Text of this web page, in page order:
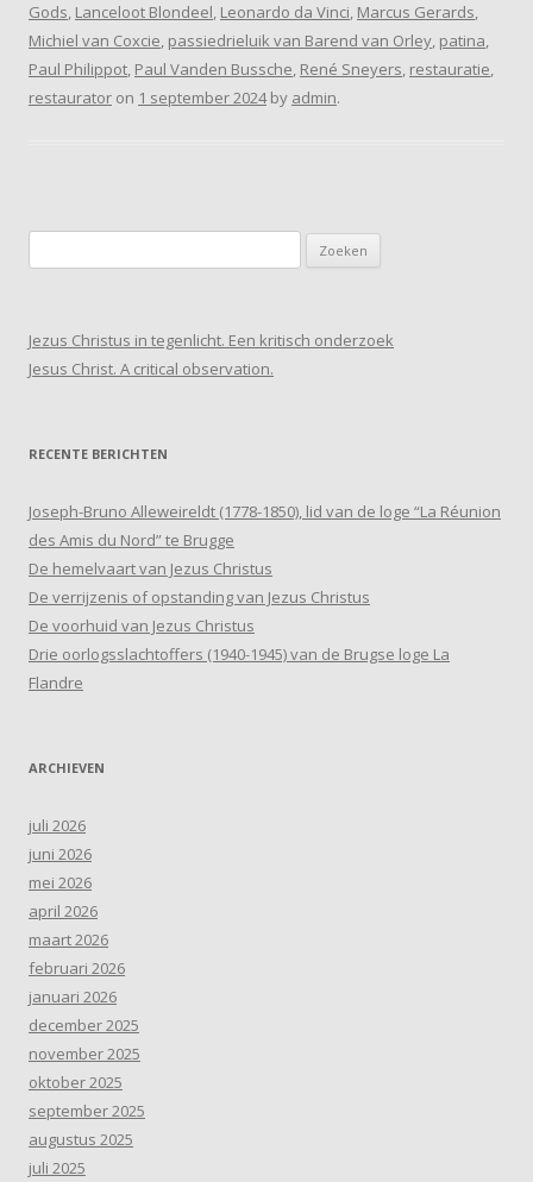
Gods, Lanceloot Blondeel, Leonardo da Vinci, Marcus Gerards,
Michiel van Coxcie, passiedrieluik van Barend van Orley, patina,
Paul Philippot, Paul Vanden Bussche, René Sneyers, restauratie,
restaurator on 1 september 2024by admin.
naar:
Jezus Christus in tegenlicht. Een kritisch onderzoek
Jesus Christ. A critical observation.
RECENTE BERICHTEN
Joseph-Bruno Alleweireldt (1778-1850), lid van de loge “La Réunion
des Amis du Nord” te Brugge
De hemelvaart van Jezus Christus
De verrijzenis of opstanding van Jezus Christus
De voorhuid van Jezus Christus
Drie oorlogsslachtoffers (1940-1945) van de Brugse loge La
Flandre
ARCHIEVEN
juli 2026
juni 2026
mei 2026
april 2026
maart 2026
februari 2026
januari 2026
december 2025
november 2025
oktober 2025
september 2025
augustus 2025
juli 2025